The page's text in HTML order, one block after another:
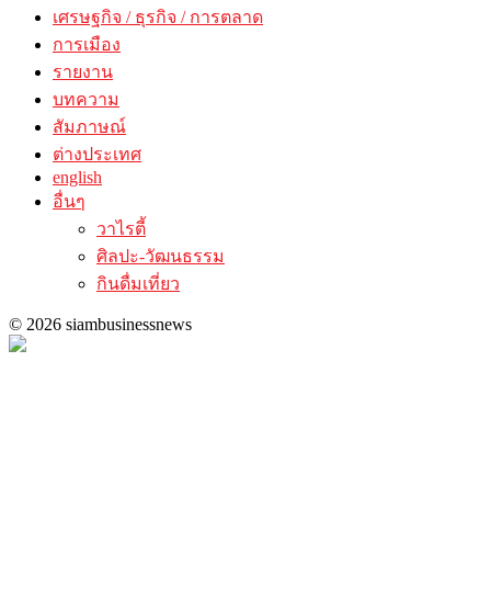
เศรษฐกิจ / ธุรกิจ / การตลาด
การเมือง
รายงาน
บทความ
สัมภาษณ์
ต่างประเทศ
english
อื่นๆ
วาไรตี้
ศิลปะ-วัฒนธรรม
กินดื่มเที่ยว
© 2026 siambusinessnews